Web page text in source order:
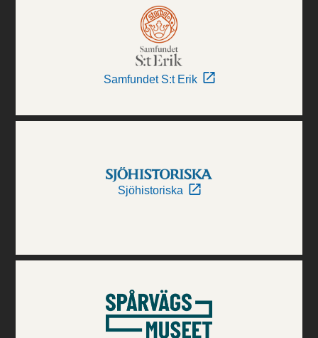
Samfundet S:t Erik
Sjöhistoriska